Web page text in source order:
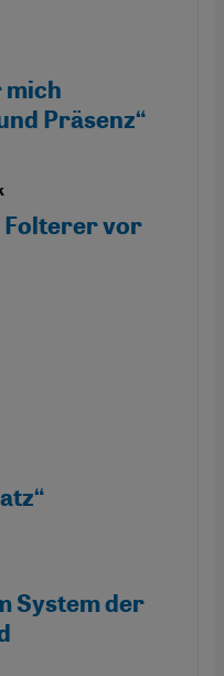
mich
Präsenz“
Folterer vor
System der